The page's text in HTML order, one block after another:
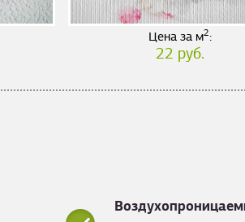
Цена за м2:
22 руб.